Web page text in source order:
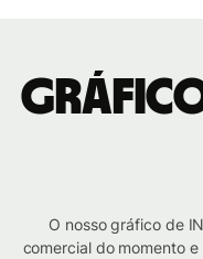
Gráfico
O nosso gráfico de
comercial do momento